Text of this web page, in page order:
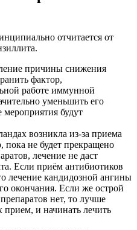
отчитается от
причины снижения
фактор,
работе иммунной
уменьшить его
будут
возникла из-за приема
пока не будет прекращено
лечение не даст
Если приём антибиотиков
лечение кандидозной ангины
окончания. Если же острой
нет, то лучше
прием, и начинать лечить